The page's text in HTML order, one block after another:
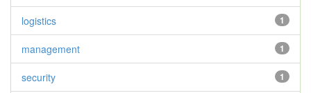
1
logistics
1
management
1
security